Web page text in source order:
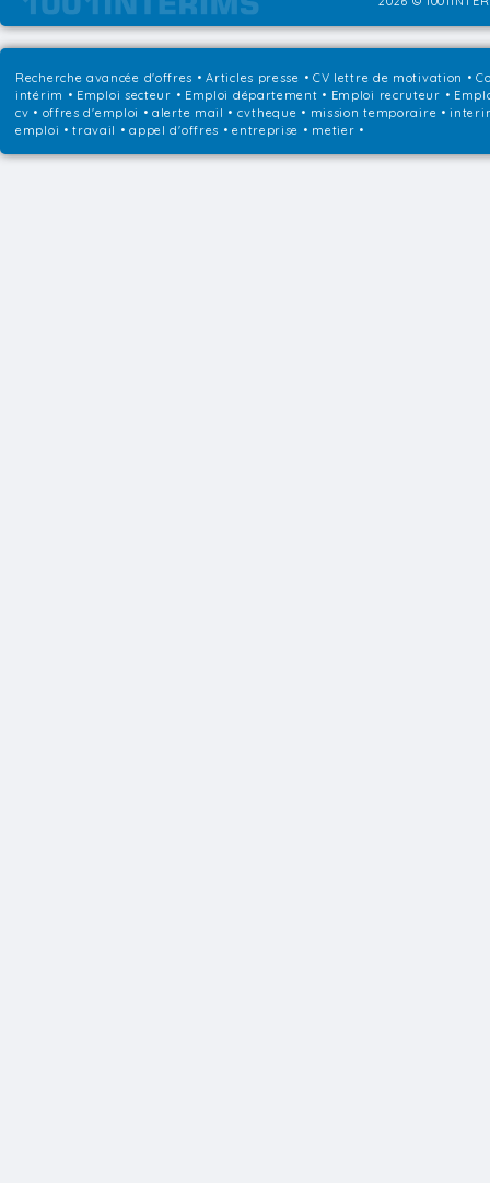
Recherche avancée d'offres •Articles presse • CV lettre de motivation •
intérim • Emploi secteur • Emploi département • Emploi recruteur •
cv • offres d'emploi • alerte mail • cvtheque • mission temporaire •
emploi • travail • appel d'offres • entreprise • metier •